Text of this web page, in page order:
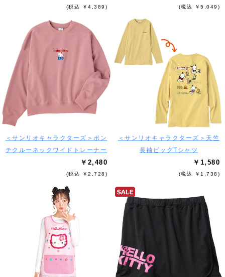
(税込 ￥4,389) (税込 ￥5,049)
＜サンリオキャラクターズ＞ポン
チクルーネックワイドトレーナー
￥2,480
(税込 ￥2,728)
＜サンリオキャラクターズ＞天竺
長袖ビッグTシャツ
￥1,580
(税込 ￥1,738)